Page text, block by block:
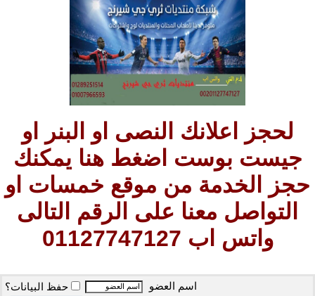
لحجز اعلانك النصى او البنر او
جيست بوست اضغط هنا يمكنك
حجز الخدمة من موقع خمسات او
التواصل معنا على الرقم التالى
واتس اب 01127747127
اسم العضو
حفظ البيانات؟